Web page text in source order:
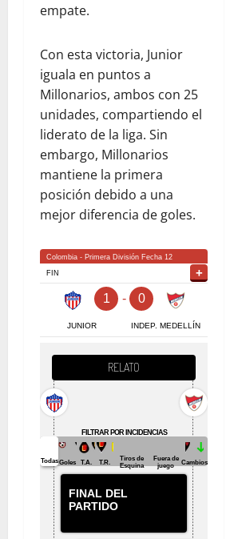
empate.
Con esta victoria, Junior
iguala en puntos a
Millonarios, ambos con 25
unidades, compartiendo el
liderato de la liga. Sin
embargo, Millonarios
mantiene la primera
posición debido a una
mejor diferencia de goles.